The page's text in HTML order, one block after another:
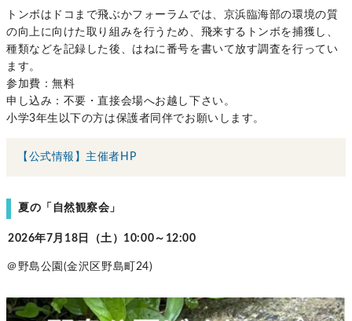
トンボはドコまで飛ぶかフォーラムでは、京浜臨海部の環境の質
の向上に向けた取り組みを行うため、飛来するトンボを捕獲し、
種類などを記録した後、はねに番号を書いて放す調査を行ってい
ます。
参加費：無料
申し込み：不要・直接会場へお越し下さい。
小学3年生以下の方は保護者同伴でお願いします。
【公式情報】主催者HP
夏の「自然観察会」
2026年7月18日（土）10:00～12:00
＠野島公園(金沢区野島町24)